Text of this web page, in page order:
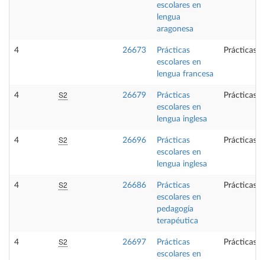
escolares en
lengua
aragonesa
4 26673
Prácticas
escolares en
lengua francesa
Prácticas
4 S2 26679
Prácticas
escolares en
lengua inglesa
Prácticas
4 S2 26696
Prácticas
escolares en
lengua inglesa
Prácticas
4 S2 26686
Prácticas
escolares en
pedagogía
terapéutica
Prácticas
4 S2 26697
Prácticas
escolares en
Prácticas